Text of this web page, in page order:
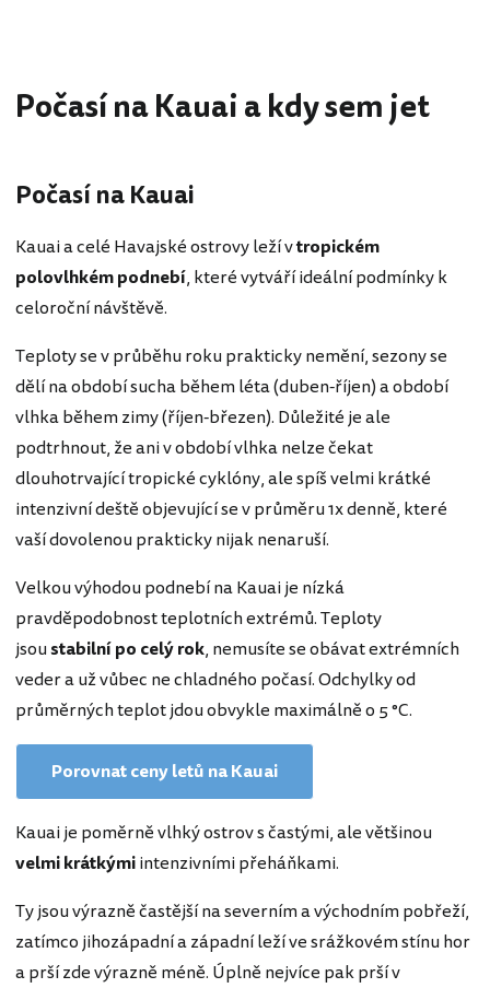
Počasí na Kauai a kdy sem jet
Počasí na Kauai
Kauai a celé Havajské ostrovy leží vtropickém
polovlhkém podnebí, které vytváří ideální podmínky k
celoroční návštěvě.
Teploty se v průběhu roku prakticky nemění, sezony se
dělí na období sucha během léta (duben-říjen) a období
vlhka během zimy (říjen-březen). Důležité je ale
podtrhnout, že ani v období vlhka nelze čekat
dlouhotrvající tropické cyklóny, ale spíš velmi krátké
intenzivní deště objevující se v průměru 1x denně, které
vaší dovolenou prakticky nijak nenaruší.
Velkou výhodou podnebí na Kauai je nízká
pravděpodobnost teplotních extrémů. Teploty
jsoustabilní po celý rok, nemusíte se obávat extrémních
veder a už vůbec ne chladného počasí. Odchylky od
průměrných teplot jdou obvykle maximálně o 5 °C.
Porovnat ceny letů na Kauai
Kauai je poměrně vlhký ostrov s častými, ale většinou
velmi krátkýmiintenzivními přeháňkami.
Ty jsou výrazně častější na severním a východním pobřeží,
zatímco jihozápadní a západní leží ve srážkovém stínu hor
a prší zde výrazně méně. Úplně nejvíce pak prší v